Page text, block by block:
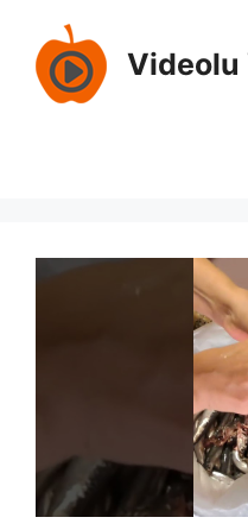
Videolu